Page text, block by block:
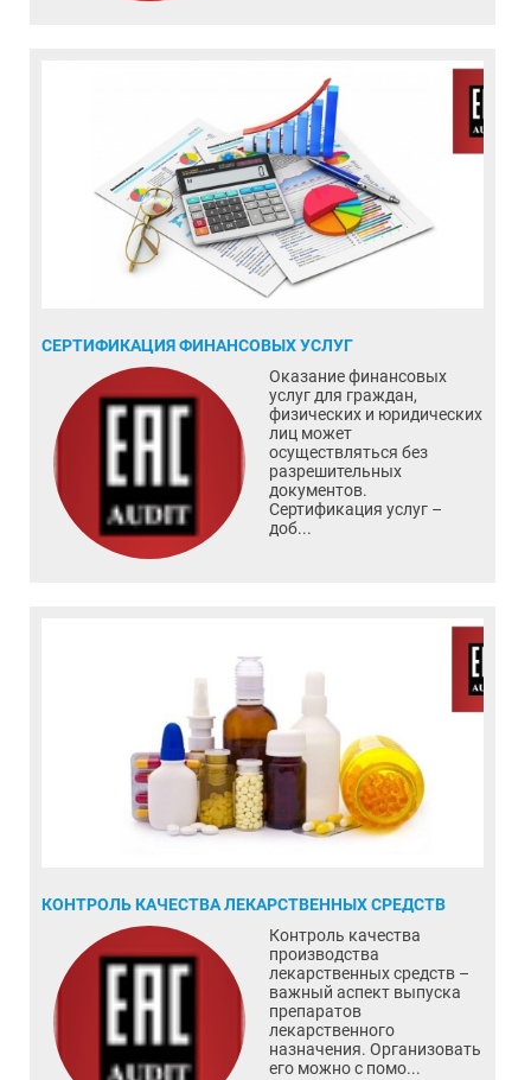
СЕРТИФИКАЦИЯ ФИНАНСОВЫХ УСЛУГ
Оказание финансовых
услуг для граждан,
физических и юридических
лиц может
осуществляться без
разрешительных
документов.
Сертификация услуг –
доб...
КОНТРОЛЬ КАЧЕСТВА ЛЕКАРСТВЕННЫХ СРЕДСТВ
Контроль качества
производства
лекарственных средств –
важный аспект выпуска
препаратов
лекарственного
назначения. Организовать
его можно с помо...